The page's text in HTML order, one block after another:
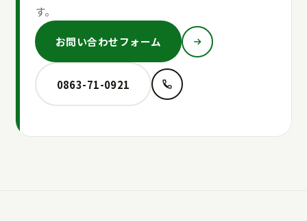
す。
お問い合わせフォーム
0863-71-0921